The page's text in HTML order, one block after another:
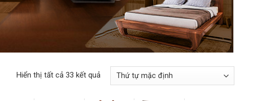
Hiển thị tất cả 33 kết quả